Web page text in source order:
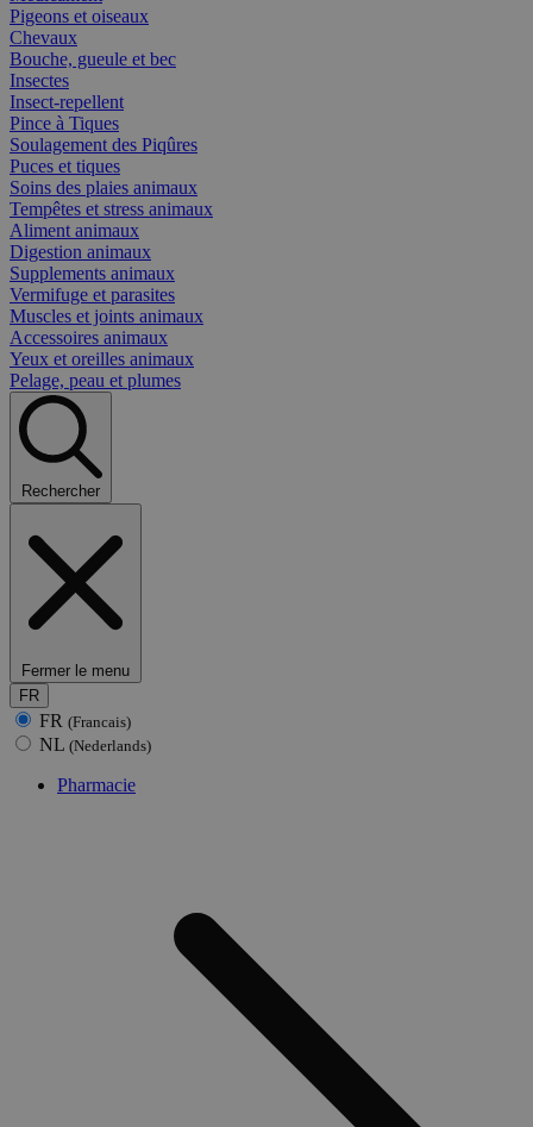
Pigeons et oiseaux
Chevaux
Bouche, gueule et bec
Insectes
Insect-repellent
Pince à Tiques
Soulagement des Piqûres
Puces et tiques
Soins des plaies animaux
Tempêtes et stress animaux
Aliment animaux
Digestion animaux
Supplements animaux
Vermifuge et parasites
Muscles et joints animaux
Accessoires animaux
Yeux et oreilles animaux
Pelage, peau et plumes
Rechercher
Fermer le menu
FR
FR (Francais)
NL (Nederlands)
Pharmacie